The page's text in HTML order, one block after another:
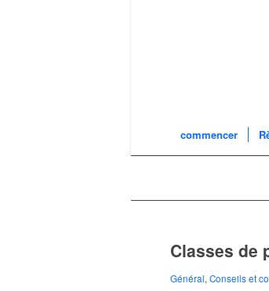
commencer
Classes de
Général, Conseils et